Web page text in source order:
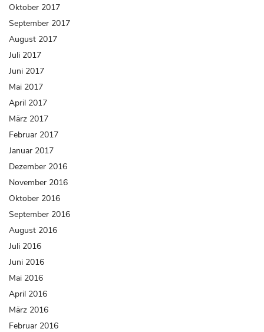
Oktober 2017
September 2017
August 2017
Juli 2017
Juni 2017
Mai 2017
April 2017
März 2017
Februar 2017
Januar 2017
Dezember 2016
November 2016
Oktober 2016
September 2016
August 2016
Juli 2016
Juni 2016
Mai 2016
April 2016
März 2016
Februar 2016